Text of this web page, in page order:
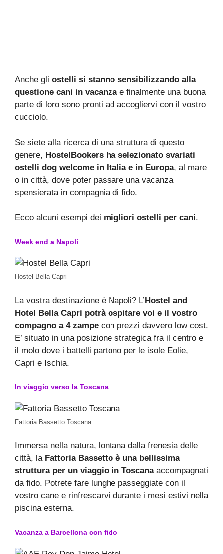
Anche gli ostelli si stanno sensibilizzando alla
questione cani in vacanzae finalmente una buona
parte di loro sono pronti ad accogliervi con il vostro
cucciolo.
Se siete alla ricerca di una struttura di questo
genere, HostelBookers ha selezionato svariati
ostelli dog welcome in Italia e in Europa, al mare
o in città, dove poter passare una vacanza
spensierata in compagnia di fido.
Ecco alcuni esempi dei migliori ostelli per cani.
Week end a Napoli
Hostel Bella Capri
La vostra destinazione è Napoli? L’Hostel and
Hotel Bella Capri potrà ospitare voi e il vostro
compagno a 4 zampe con prezzi davvero low cost.
E’ situato in una posizione strategica fra il centro e
il molo dove i battelli partono per le isole Eolie,
Capri e Ischia.
In viaggio verso la Toscana
Fattoria Bassetto Toscana
Immersa nella natura, lontana dalla frenesia delle
città, la Fattoria Bassetto è una bellissima
struttura per un viaggio in Toscanaaccompagnati
da fido. Potrete fare lunghe passeggiate con il
vostro cane e rinfrescarvi durante i mesi estivi nella
piscina esterna.
Vacanza a Barcellona con fido